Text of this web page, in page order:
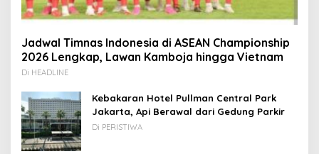
Jadwal Timnas Indonesia di ASEAN Championship
2026 Lengkap, Lawan Kamboja hingga Vietnam
Di HEADLINE
Kebakaran Hotel Pullman Central Park
Jakarta, Api Berawal dari Gedung Parkir
Di PERISTIWA